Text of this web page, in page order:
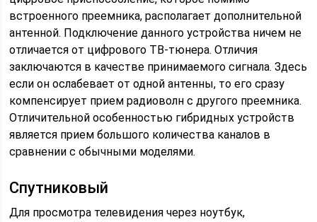
встроенного преемника, располагает дополнительной
антенной. Подключение данного устройства ничем не
отличается от цифрового ТВ-тюнера. Отличия
заключаются в качестве принимаемого сигнала. Здесь
если он ослабевает от одной антенны, то его сразу
компенсирует прием радиоволн с другого преемника.
Отличительной особенностью гибридных устройств
является прием большого количества каналов в
сравнении с обычными моделями.
Спутниковый
Для просмотра телевидения через ноутбук,